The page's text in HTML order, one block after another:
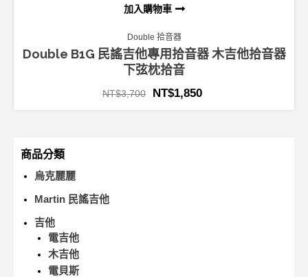
加入購物車
Double 拾音器
Double B1G 民謠吉他專用拾音器 木吉他拾音器
下弦枕拾音
NT$3,700 NT$1,850
商品分類
烏克麗麗
Martin 民謠吉他
吉他
電吉他
木吉他
電貝斯